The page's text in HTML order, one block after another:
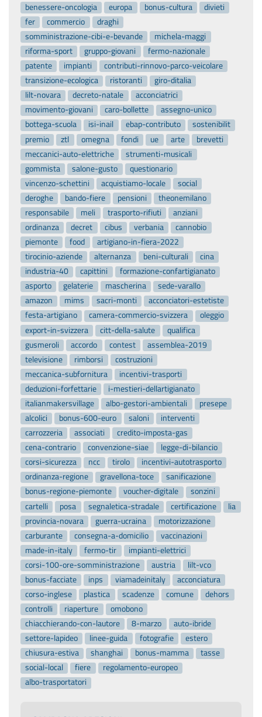
benessere-oncologia
europa bonus-cultura
divieti
fer
commercio
draghi
somministrazione-cibi-e-bevande
michela-maggi
riforma-sport
gruppo-giovani
fermo-nazionale
patente
impianti
contributi-rinnovo-parco-veicolare
transizione-ecologica
ristoranti
giro-ditalia
lilt-novara
decreto-natale
acconciatrici
movimento-giovani
caro-bollette
assegno-unico
bottega-scuola
isi-inail ebap-contributo
sostenibilit
premio
ztl omegna fondi ue arte
brevetti
meccanici-auto-elettriche
strumenti-musicali
gommista
salone-gusto
questionario
vincenzo-schettini
acquistiamo-locale
social
deroghe
bando-fiere pensioni
theonemilano
responsabile
meli trasporto-rifiuti
anziani
ordinanza
decret cibus verbania
cannobio
piemonte
food
artigiano-in-fiera-2022
tirocinio-aziende
alternanza beni-culturali
cina
industria-40
capittini
formazione-confartigianato
asporto
gelaterie mascherina
sede-varallo
amazon
mims sacri-monti
acconciatori-estetiste
festa-artigiano
camera-commercio-svizzera
oleggio
export-in-svizzera
citt-della-salute
qualifica
gusmeroli
accordo contest
assemblea-2019
televisione
rimborsi
costruzioni
meccanica-subfornitura
incentivi-trasporti
deduzioni-forfettarie
i-mestieri-dellartigianato
italianmakersvillage
albo-gestori-ambientali
presepe
alcolici
bonus-600-euro saloni
interventi
carrozzeria
associati
credito-imposta-gas
cena-contrario
convenzione-siae
legge-di-bilancio
corsi-sicurezza
ncc tirolo
incentivi-autotrasporto
ordinanza-regione
gravellona-toce
sanificazione
bonus-regione-piemonte
voucher-digitale
sonzini
cartelli
posa segnaletica-stradale certificazione
lia
provincia-novara
guerra-ucraina
motorizzazione
carburante
consegna-a-domicilio
vaccinazioni
made-in-italy
fermo-tir
impianti-elettrici
corsi-100-ore-somministrazione
austria
lilt-vco
bonus-facciate
inps viamadeinitaly
acconciatura
corso-inglese
plastica scadenze comune
dehors
controlli
riaperture
omobono
chiacchierando-con-lautore
8-marzo
auto-ibride
settore-lapideo
linee-guida fotografie
estero
chiusura-estiva
shanghai bonus-mamma
tasse
social-local
fiere
regolamento-europeo
albo-trasportatori